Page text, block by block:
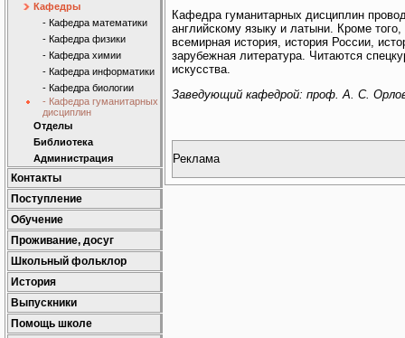
Кафедры
- Кафедра математики
- Кафедра физики
- Кафедра химии
- Кафедра информатики
- Кафедра биологии
- Кафедра гуманитарных
дисциплин
Отделы
Библиотека
Администрация
Контакты
Поступление
Обучение
Проживание, досуг
Школьный фольклор
История
Выпускники
Помощь школе
Кафедра гуманитарных дисциплин
английскому языку и латыни. Кроме
всемирная история, история России,
зарубежная литература. Читаются
искусства.
Заведующий кафедрой: проф. А. С.
Реклама